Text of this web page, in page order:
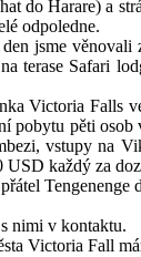
do Harare) a
odpoledne.
jsme
terase Safari
Victoria Falls
pobytu pěti
vstupy na
každý za
Tengenenge
nimi v kontaktu.
Victoria Fall